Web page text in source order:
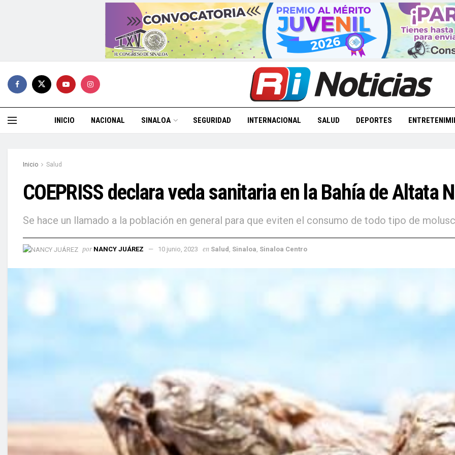
INICIO NACIONAL SINALOA SEGURIDAD INTERNACIONAL SALUD DEPORTES
Inicio Salud
COEPRISS declara veda sanitaria en la Bahía de Altata
Se hace un llamado a la población en general para que eviten el consumo de todo tipo de
por NANCY JUÁREZ 10 junio, 2023 en Salud , Sinaloa, Sinaloa Centro